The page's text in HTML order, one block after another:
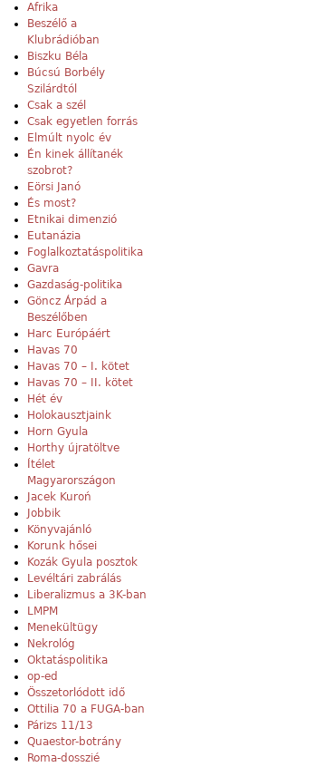
Afrika
Beszélő a
Klubrádióban
Biszku Béla
Búcsú Borbély
Szilárdtól
Csak a szél
Csak egyetlen forrás
Elmúlt nyolc év
Én kinek állítanék
szobrot?
Eörsi Janó
És most?
Etnikai dimenzió
Eutanázia
Foglalkoztatáspolitika
Gavra
Gazdaság-politika
Göncz Árpád a
Beszélőben
Harc Európáért
Havas 70
Havas 70 – I. kötet
Havas 70 – II. kötet
Hét év
Holokausztjaink
Horn Gyula
Horthy újratöltve
Ítélet
Magyarországon
Jacek Kuroń
Jobbik
Könyvajánló
Korunk hősei
Kozák Gyula posztok
Levéltári zabrálás
Liberalizmus a 3K-ban
LMPM
Menekültügy
Nekrológ
Oktatáspolitika
op-ed
Összetorlódott idő
Ottilia 70 a FUGA-ban
Párizs 11/13
Quaestor-botrány
Roma-dosszié